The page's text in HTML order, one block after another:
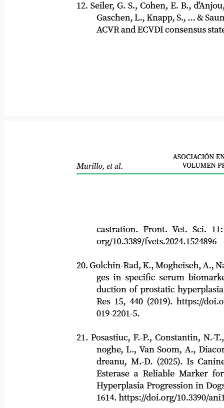
12. Seiler, G. S., Cohen, E. B., d'Anjou,
Gaschen, L., Knapp, S., ... &
ACVR and ECVDI consensus
ASOCIACIÓN
VOLUMEN
Murillo, et al.
castration. Front. Vet. Sci.
org/10.3389/fvets.2024.1524896
20. Golchin-Rad, K., Mogheiseh, A.,
ges in specific serum
duction of prostatic hyperplasia in
Res
15, 440 (2019). https://doi.org/
019-2201-5.
21. Posastiuc, F.-P., Constantin, N.-T.,
noghe, L., Van Soom, A.,
dreanu, M.-D. (2025). Is Canine
Esterase a Reliable Marker for
Hyperplasia Progression in Dogs?
1614. https://doi.org/10.3390/